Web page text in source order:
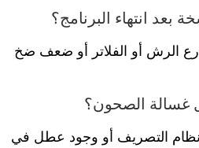
بعد انتهاء البرنامج؟
الرش أو الفلاتر أو ضعف ضخ
غسالة الصحون؟
نظام التصريف أو وجود عطل في